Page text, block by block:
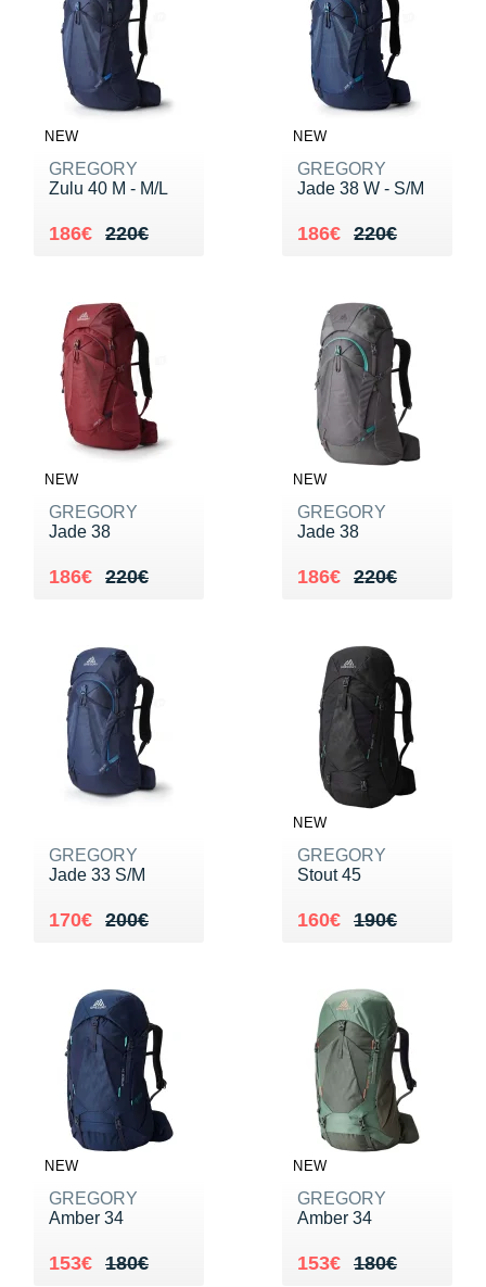
NEW
GREGORY
Zulu 40 M - M/L
220€
Au lieu de 220€
186€
Vendu 186€
NEW
GREGORY
Jade 38 W - S/M
220€
Au lieu de 220€
186€
Vendu 186€
NEW
GREGORY
Jade 38
220€
Au lieu de 220€
186€
Vendu 186€
NEW
GREGORY
Jade 38
220€
Au lieu de 220€
186€
Vendu 186€
GREGORY
Jade 33 S/M
200€
Au lieu de 200€
170€
Vendu 170€
NEW
GREGORY
Stout 45
190€
Au lieu de 190€
160€
Vendu 160€
NEW
GREGORY
Amber 34
180€
Au lieu de 180€
153€
Vendu 153€
NEW
GREGORY
Amber 34
180€
Au lieu de 180€
153€
Vendu 153€